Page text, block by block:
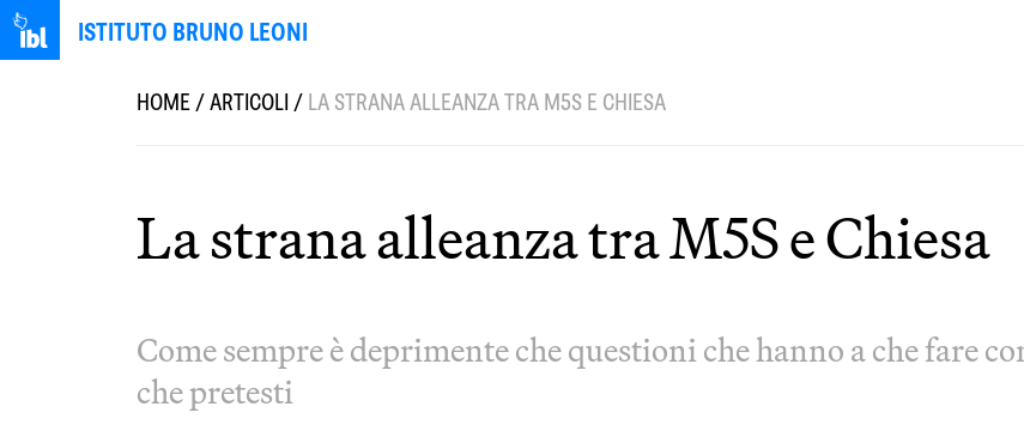
ISTITUTO BRUNO LEONI
HOME/ARTICOLI/LA STRANA ALLEANZA TRA M5S E CHIESA
La strana alleanza tra M5S e Chiesa
Come sempre è deprimente che questioni che hanno a che fare
che pretesti